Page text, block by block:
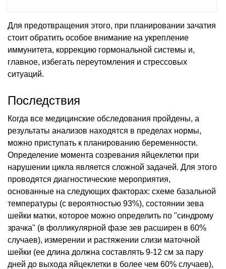
Для предотвращения этого, при планировании зачатия
стоит обратить особое внимание на укрепление
иммунитета, коррекцию гормональной системы и,
главное, избегать переутомления и стрессовых
ситуаций.
Последствия
Когда все медицинские обследования пройдены, а
результаты анализов находятся в пределах нормы,
можно приступать к планированию беременности.
Определение момента созревания яйцеклетки при
нарушении цикла является сложной задачей. Для этого
проводятся диагностические мероприятия,
основанные на следующих факторах: схеме базальной
температуры (с вероятностью 93%), состоянии зева
шейки матки, которое можно определить по "синдрому
зрачка" (в фолликулярной фазе зев расширен в 60%
случаев), измерении и растяжении слизи маточной
шейки (ее длина должна составлять 9-12 см за пару
дней до выхода яйцеклетки в более чем 60% случаев),